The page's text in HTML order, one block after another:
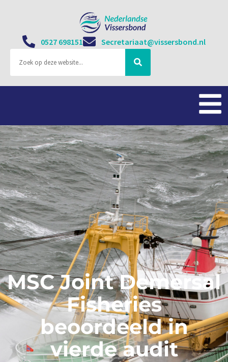
0527 698151 Secretariaat@vissersbond.nl
MSC Joint Demersal
Fisheries
beoordeeld in
vierde audit